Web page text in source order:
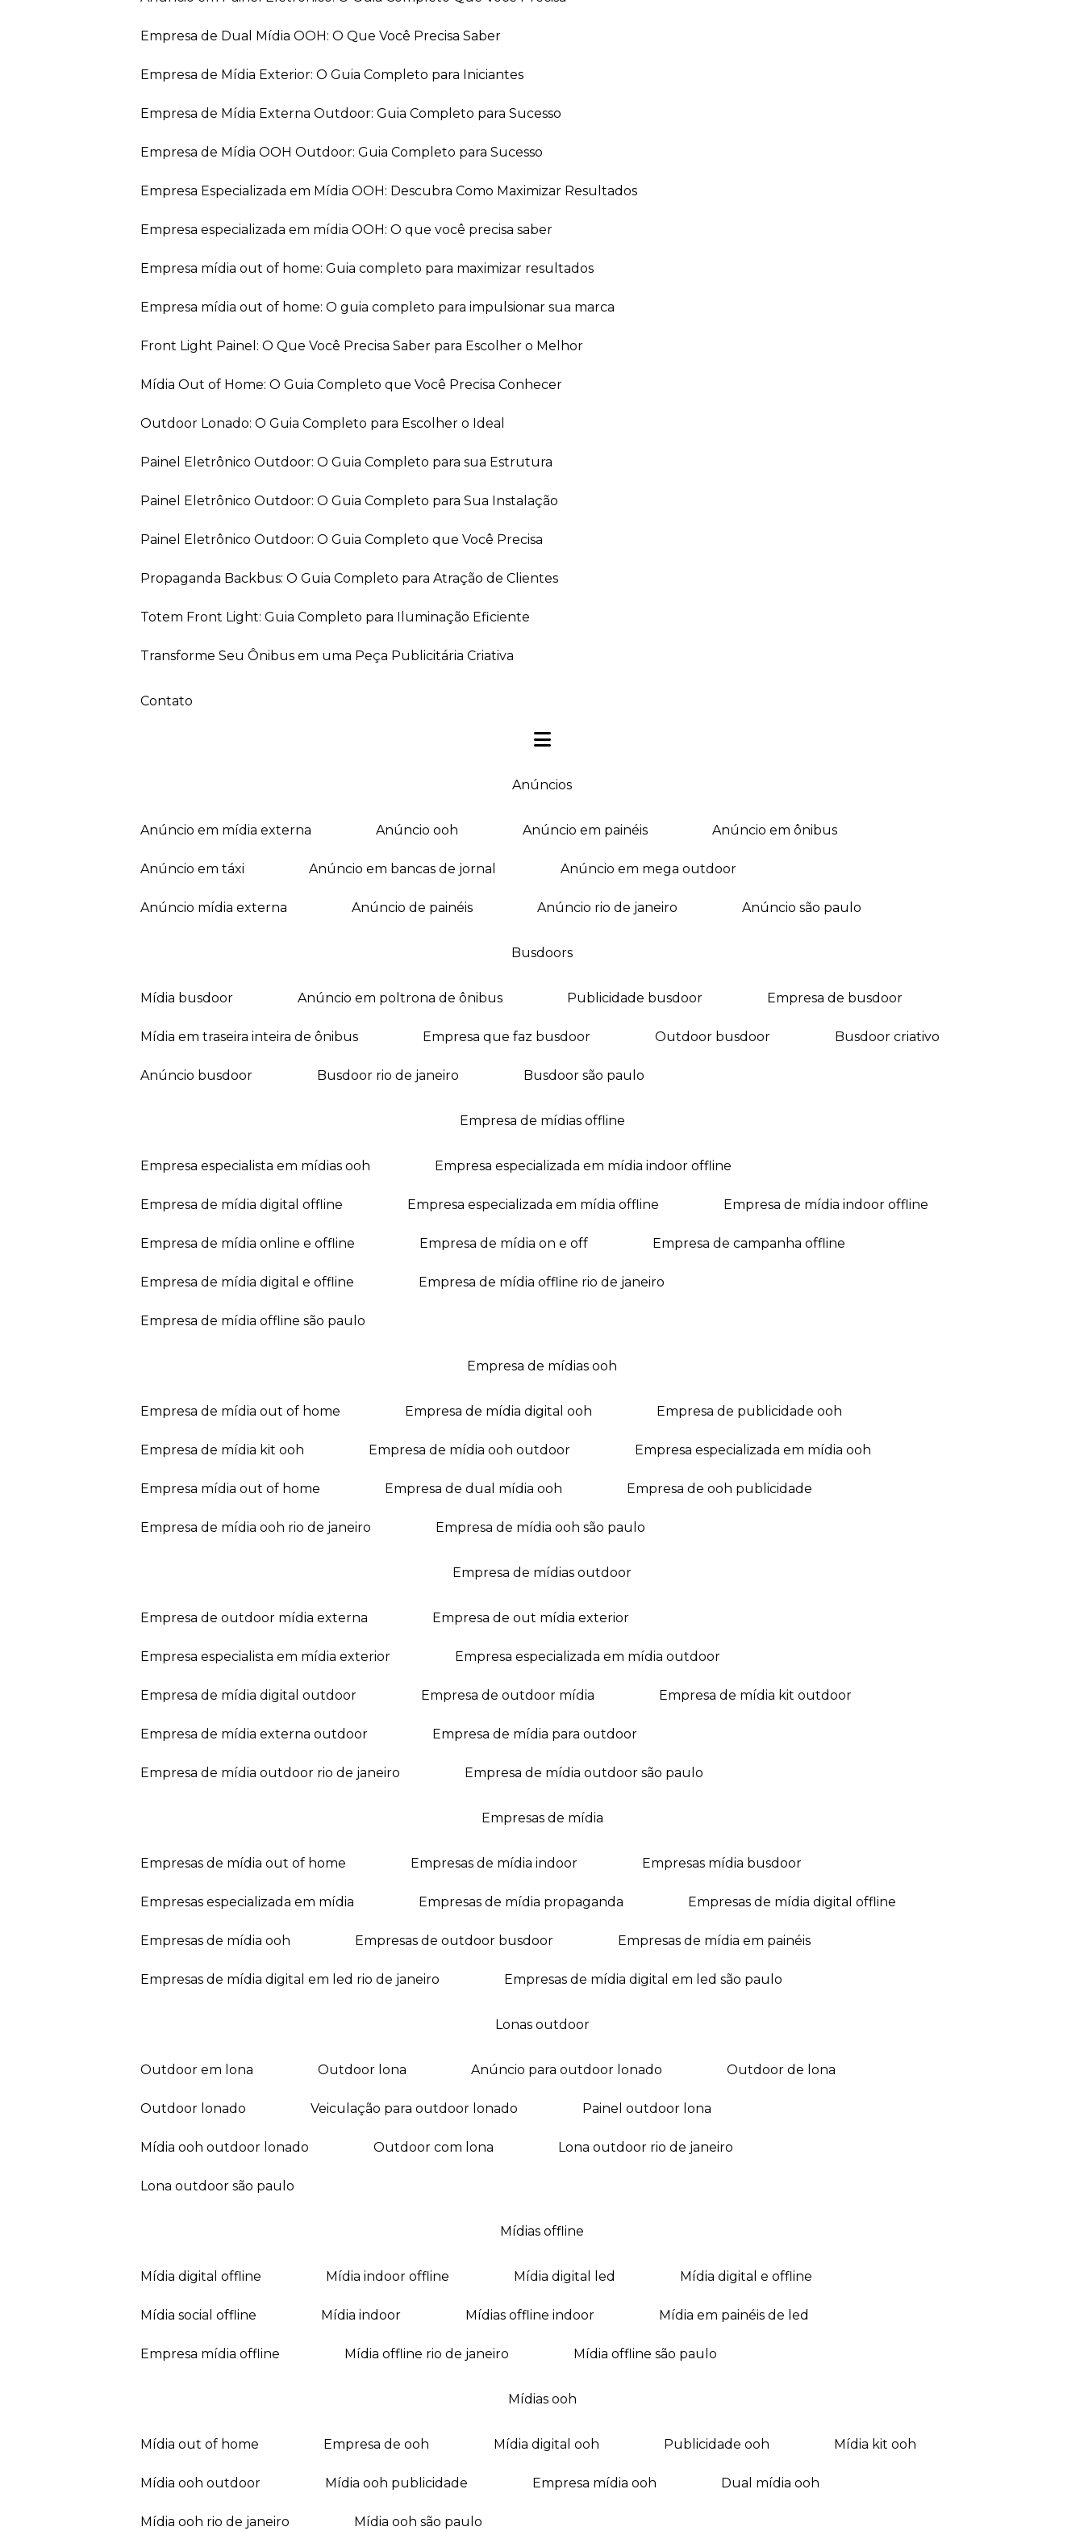
Empresa de Dual Mídia OOH: O Que Você Precisa Saber
Empresa de Mídia Exterior: O Guia Completo para Iniciantes
Empresa de Mídia Externa Outdoor: Guia Completo para Sucesso
Empresa de Mídia OOH Outdoor: Guia Completo para Sucesso
Empresa Especializada em Mídia OOH: Descubra Como Maximizar Resultados
Empresa especializada em mídia OOH: O que você precisa saber
Empresa mídia out of home: Guia completo para maximizar resultados
Empresa mídia out of home: O guia completo para impulsionar sua marca
Front Light Painel: O Que Você Precisa Saber para Escolher o Melhor
Mídia Out of Home: O Guia Completo que Você Precisa Conhecer
Outdoor Lonado: O Guia Completo para Escolher o Ideal
Painel Eletrônico Outdoor: O Guia Completo para sua Estrutura
Painel Eletrônico Outdoor: O Guia Completo para Sua Instalação
Painel Eletrônico Outdoor: O Guia Completo que Você Precisa
Propaganda Backbus: O Guia Completo para Atração de Clientes
Totem Front Light: Guia Completo para Iluminação Eficiente
Transforme Seu Ônibus em uma Peça Publicitária Criativa
Contato
anúncios
anúncio em mídia externa anúncio ooh anúncio em painéis anúncio em ônibus
anúncio em táxi anúncio em bancas de jornal anúncio em mega outdoor
anúncio mídia externa anúncio de painéis anúncio rio de janeiro anúncio são paulo
busdoors
mídia busdoor anúncio em poltrona de ônibus publicidade busdoor empresa de busdoor
mídia em traseira inteira de ônibus empresa que faz busdoor outdoor busdoor busdoor criativo
anúncio busdoor busdoor rio de janeiro busdoor são paulo
empresa de mídias offline
empresa especialista em mídias ooh empresa especializada em mídia indoor offline
empresa de mídia digital offline empresa especializada em mídia offline empresa de mídia indoor offline
empresa de mídia online e offline empresa de mídia on e off empresa de campanha offline
empresa de mídia digital e offline empresa de mídia offline rio de janeiro
empresa de mídia offline são paulo
empresa de mídias ooh
empresa de mídia out of home empresa de mídia digital ooh empresa de publicidade ooh
empresa de mídia kit ooh empresa de mídia ooh outdoor empresa especializada em mídia ooh
empresa mídia out of home empresa de dual mídia ooh empresa de ooh publicidade
empresa de mídia ooh rio de janeiro empresa de mídia ooh são paulo
empresa de mídias outdoor
empresa de outdoor mídia externa empresa de out mídia exterior
empresa especialista em mídia exterior empresa especializada em mídia outdoor
empresa de mídia digital outdoor empresa de outdoor mídia empresa de mídia kit outdoor
empresa de mídia externa outdoor empresa de mídia para outdoor
empresa de mídia outdoor rio de janeiro empresa de mídia outdoor são paulo
empresas de mídia
empresas de mídia out of home empresas de mídia indoor empresas mídia busdoor
empresas especializada em mídia empresas de mídia propaganda empresas de mídia digital offline
empresas de mídia ooh empresas de outdoor busdoor empresas de mídia em painéis
empresas de mídia digital em led rio de janeiro empresas de mídia digital em led são paulo
lonas outdoor
outdoor em lona outdoor lona anúncio para outdoor lonado outdoor de lona
outdoor lonado veiculação para outdoor lonado painel outdoor lona
mídia ooh outdoor lonado outdoor com lona lona outdoor rio de janeiro
lona outdoor são paulo
mídias offline
mídia digital offline mídia indoor offline mídia digital led mídia digital e offline
mídia social offline mídia indoor mídias offline indoor mídia em painéis de led
empresa mídia offline mídia offline rio de janeiro mídia offline são paulo
mídias ooh
mídia out of home empresa de ooh mídia digital ooh publicidade ooh mídia kit ooh
mídia ooh outdoor mídia ooh publicidade empresa mídia ooh dual mídia ooh
mídia ooh rio de janeiro mídia ooh são paulo